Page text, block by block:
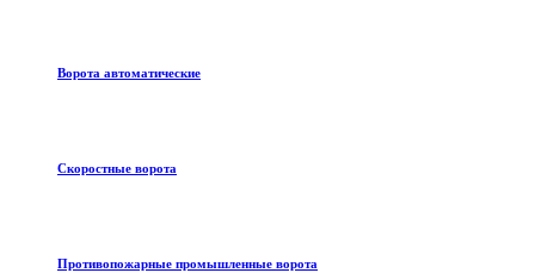
Ворота автоматические
Скоростные ворота
Противопожарные промышленные ворота